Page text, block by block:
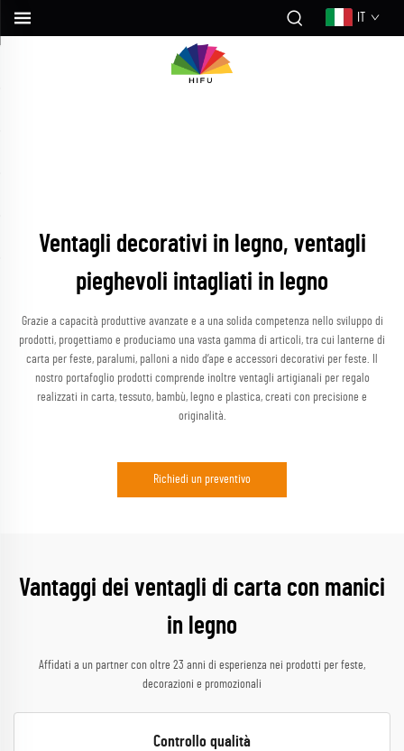
Ventagli decorativi in legno, ventagli
pieghevoli intagliati in legno
Grazie a capacità produttive avanzate e a una solida competenza nello sviluppo di
prodotti, progettiamo e produciamo una vasta gamma di articoli, tra cui lanterne di
carta per feste, paralumi, palloni a nido d’ape e accessori decorativi per feste. Il
nostro portafoglio prodotti comprende inoltre ventagli artigianali per regalo
realizzati in carta, tessuto, bambù, legno e plastica, creati con precisione e
originalità.
Richiedi un preventivo
Vantaggi dei ventagli di carta con manici
in legno
Affidati a un partner con oltre 23 anni di esperienza nei prodotti per feste,
decorazioni e promozionali
Controllo qualità